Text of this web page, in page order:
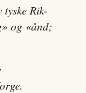
Rik-
og «ånd;